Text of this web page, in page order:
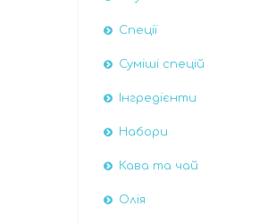
Спеції
Суміші спецій
Інгредієнти
Набори
Кава та чай
Олія